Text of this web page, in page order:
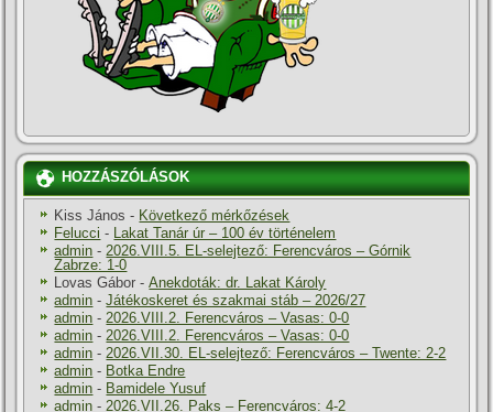
HOZZÁSZÓLÁSOK
Kiss János - Következő mérkőzések
Felucci -
Lakat Tanár úr – 100 év történelem
admin - 2026.VIII.5. EL-selejtező: Ferencváros – Górnik
Zabrze: 1-0
Lovas Gábor -Anekdoták: dr. Lakat Károly
admin -Játékoskeret és szakmai stáb – 2026/27
admin - 2026.VIII.2. Ferencváros – Vasas: 0-0
admin - 2026.VIII.2. Ferencváros – Vasas: 0-0
admin - 2026.VII.30. EL-selejtező: Ferencváros – Twente: 2-2
admin - Botka Endre
admin - Bamidele Yusuf
admin - 2026.VII.26. Paks – Ferencváros: 4-2